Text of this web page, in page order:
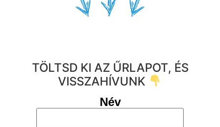
TÖLTSD KI AZ ŰRLAPOT, ÉS
VISSZAHÍVUNK
Név